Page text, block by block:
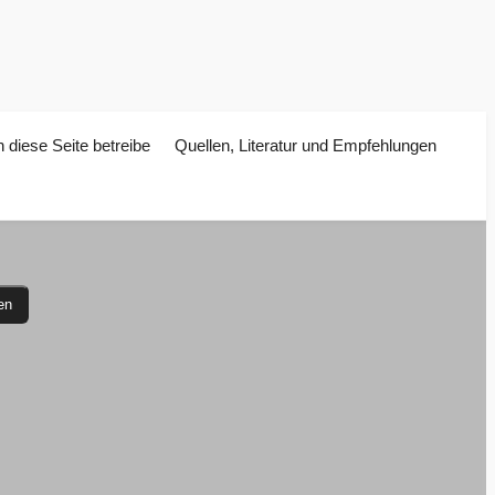
diese Seite betreibe Quellen, Literatur und Empfehlungen